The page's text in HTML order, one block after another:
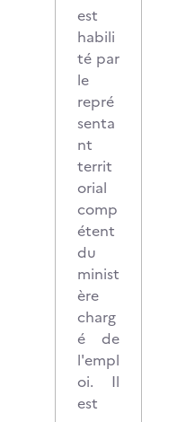
est
habili
té par
le
repré
senta
nt
territ
orial
comp
étent
du
minist
ère
charg
é de
l'empl
oi. Il
est